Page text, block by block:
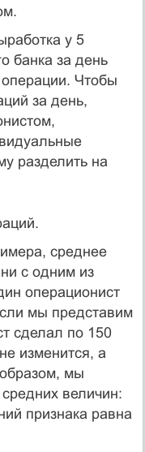
у 5
банка за день
Чтобы
за день,
разделить на
среднее
с одним из
операционист
мы представим
сделал по 150
изменится, а
мы
величин:
признака равна